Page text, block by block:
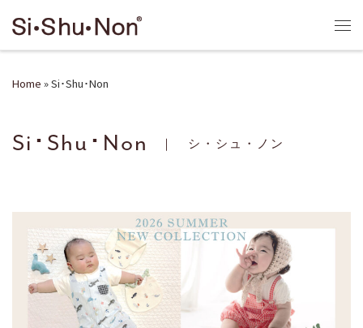
Skip to content
Home »Si･Shu･Non
Si･Shu･Non